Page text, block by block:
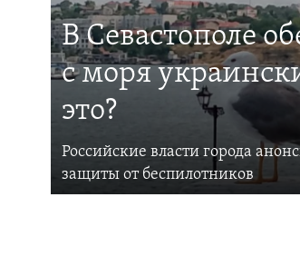
В Севастополе
с моря
это?
Российские власти города
защиты от беспилотников